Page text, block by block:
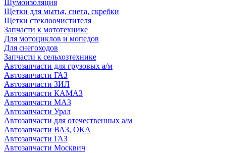
Шумоизоляция
Щетки для мытья, снега, скребки
Щетки стеклоочистителя
Запчасти к мототехнике
Для мотоциклов и мопедов
Для снегоходов
Запчасти к сельхозтехнике
Автозапчасти для грузовых а/м
Автозапчасти ГАЗ
Автозапчасти ЗИЛ
Автозапчасти КАМАЗ
Автозапчасти МАЗ
Автозапчасти Урал
Автозапчасти для отечественных а/м
Автозапчасти ВАЗ, ОКА
Автозапчасти ГАЗ
Автозапчасти Москвич